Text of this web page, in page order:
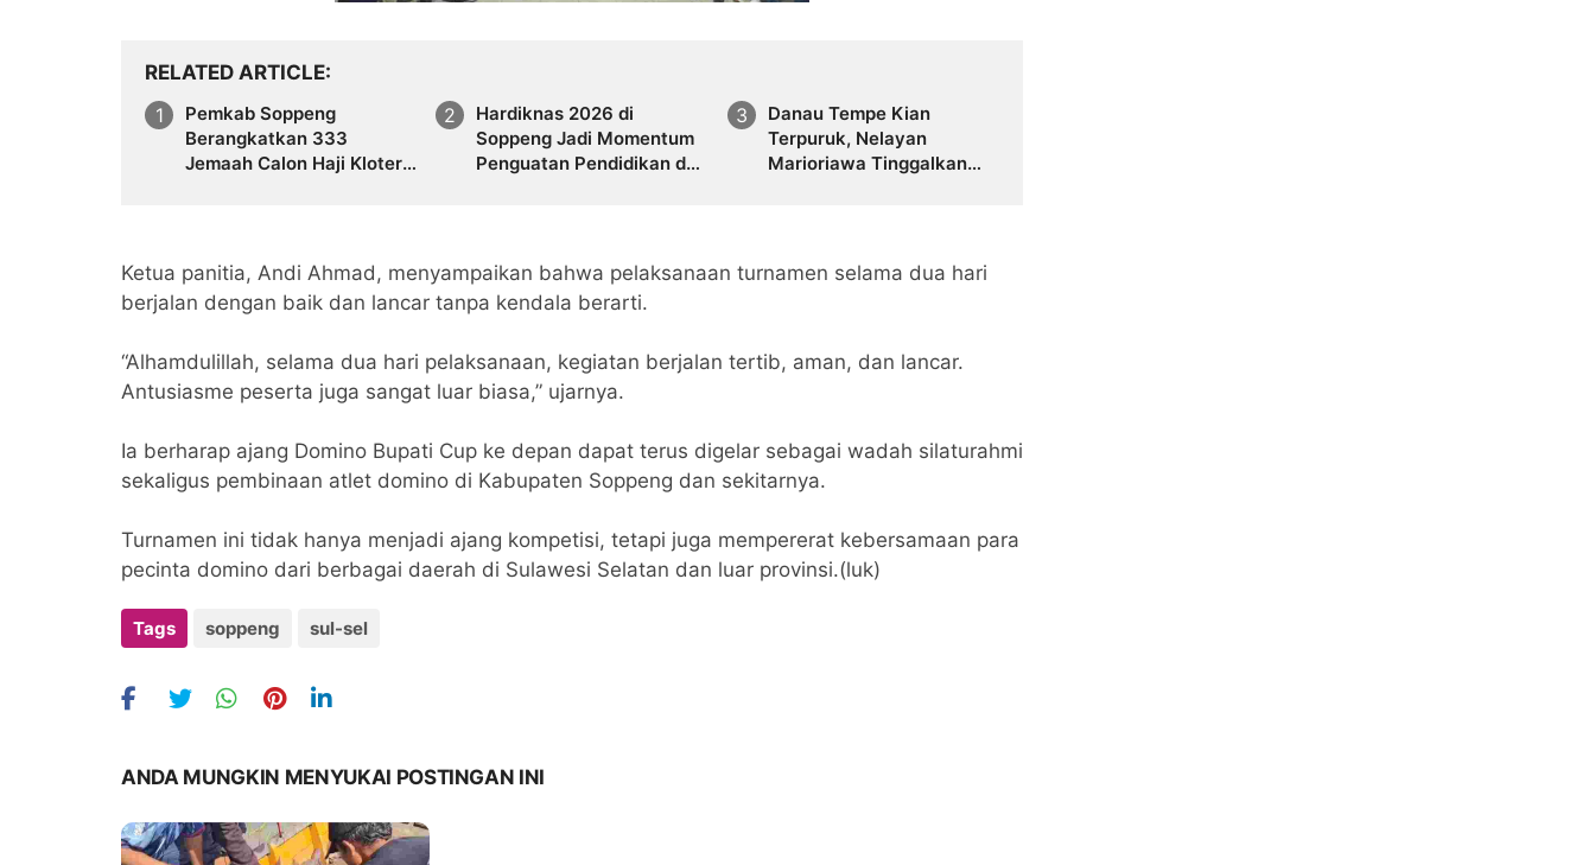
RELATED ARTICLE
Pemkab Soppeng
Berangkatkan 333
Jemaah Calon Haji Kloter
Hardiknas 2026 di
Soppeng Jadi Momentum
Penguatan Pendidikan dan
Danau Tempe Kian
Terpuruk, Nelayan
Marioriawa Tinggalkan
Ketua panitia, Andi Ahmad, menyampaikan bahwa pelaksanaan turnamen selama dua hari
berjalan dengan baik dan lancar tanpa kendala berarti.
“Alhamdulillah, selama dua hari pelaksanaan, kegiatan berjalan tertib, aman, dan lancar.
Antusiasme peserta juga sangat luar biasa,” ujarnya.
Ia berharap ajang Domino Bupati Cup ke depan dapat terus digelar sebagai wadah silaturahmi
sekaligus pembinaan atlet domino di Kabupaten Soppeng dan sekitarnya.
Turnamen ini tidak hanya menjadi ajang kompetisi, tetapi juga mempererat kebersamaan para
pecinta domino dari berbagai daerah di Sulawesi Selatan dan luar provinsi.(luk)
Tags soppeng sul-sel
ANDA MUNGKIN MENYUKAI POSTINGAN INI